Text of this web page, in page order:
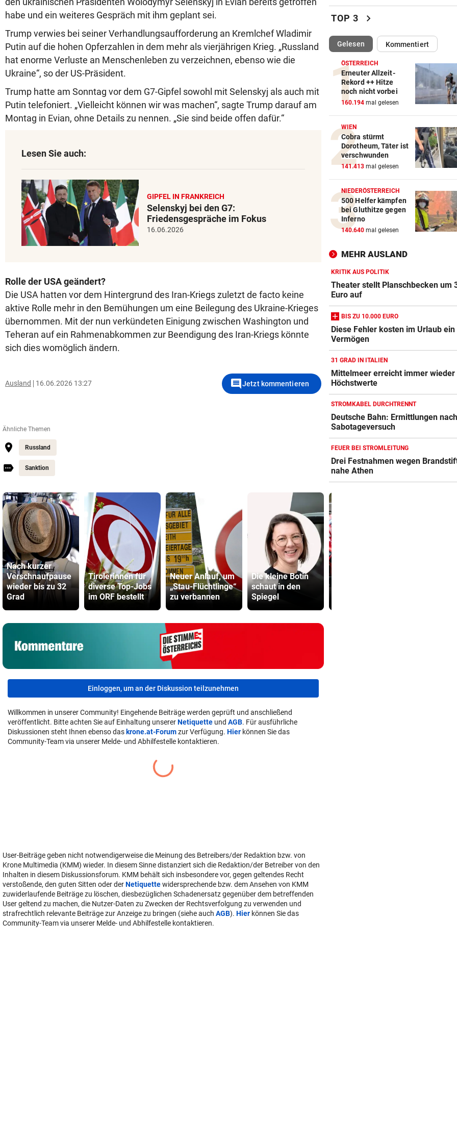
habe und ein weiteres Gespräch mit ihm geplant sei.
Trump verwies bei seiner Verhandlungsaufforderung an Kremlchef Wladimir
Putin auf die hohen Opferzahlen in dem mehr als vierjährigen Krieg. „Russland
hat enorme Verluste an Menschenleben zu verzeichnen, ebenso wie die
Ukraine“, so der US-Präsident.
Trump hatte am Sonntag vor dem G7-Gipfel sowohl mit Selenskyj als auch mit
Putin telefoniert. „Vielleicht können wir was machen“, sagte Trump darauf am
Montag in Evian, ohne Details zu nennen. „Sie sind beide offen dafür.“
Lesen Sie auch:
GIPFEL IN FRANKREICH
Selenskyj bei den G7:
Friedensgespräche im Fokus
16.06.2026
Rolle der USA geändert?
Die USA hatten vor dem Hintergrund des Iran-Kriegs zuletzt de facto keine
aktive Rolle mehr in den Bemühungen um eine Beilegung des Ukraine-Krieges
übernommen. Mit der nun verkündeten Einigung zwischen Washington und
Teheran auf ein Rahmenabkommen zur Beendigung des Iran-Kriegs könnte
sich dies womöglich ändern.
Ausland 16.06.2026 13:27 commentJetzt kommentieren
Ähnliche Themen
Russland
Sanktion
Nach kurzer
Verschnaufpause
wieder bis zu 32
Grad
Tirolerinnen für
diverse Top-Jobs
im ORF bestellt
Neuer Anlauf, um
„Stau-Flüchtlinge“
zu verbannen
Die kleine Botin
schaut in den
Spiegel
Einloggen, um an der Diskussion teilzunehmen
Willkommen in unserer Community! Eingehende Beiträge werden geprüft und anschließend
veröffentlicht. Bitte achten Sie auf Einhaltung unsererNetiquette und AGB. Für ausführliche
Diskussionen steht Ihnen ebenso das krone.at-Forumzur Verfügung. Hier können Sie das
Community-Team via unserer Melde- und Abhilfestelle kontaktieren.
User-Beiträge geben nicht notwendigerweise die Meinung des Betreibers/der Redaktion bzw. von
Krone Multimedia (KMM) wieder. In diesem Sinne distanziert sich die Redaktion/der Betreiber von den
Inhalten in diesem Diskussionsforum. KMM behält sich insbesondere vor, gegen geltendes Recht
verstoßende, den guten Sitten oder derNetiquettewidersprechende bzw. dem Ansehen von KMM
zuwiderlaufende Beiträge zu löschen, diesbezüglichen Schadenersatz gegenüber dem betreffenden
User geltend zu machen, die Nutzer-Daten zu Zwecken der Rechtsverfolgung zu verwenden und
strafrechtlich relevante Beiträge zur Anzeige zu bringen (siehe auch AGB). Hier können Sie das
Community-Team via unserer Melde- und Abhilfestelle kontaktieren.
Land Salzburg hält dem S-
Bahn frei
POSSE UM ÖFB-CAMPUS
Wie Bezirksvorsteher
der MA 7 scheitert
4933,33 € VON BLINDEM vor
Grillhaus-Abzocke: Neuer
und weiter geht‘s
UMBAU IM STADION vor
Druck kennt die SV Ried
einzig vom Klo
TROTZDEM STARK BEI EM
Beim Spazieren am Kopf
„War echt blöd“
MARIO KUNASEK FORDERT: vor
soll abschieben
HEIL KEHRT HEIM vor
Pfeifkonzert? „Habe für den
alles gegeben!“
LISL PERKAUS vor 2
Wienerin stieß vor 100 Jahren
Rekord für Ewigkeit
TOP 3 chevron_right
Gelesen(ausgewählt)Kommentiert
ÖSTERREICH
Erneuter Allzeit-
Rekord ++ Hitze
noch nicht vorbei
160.194 mal gelesen
WIEN
Cobra stürmt
Dorotheum, Täter ist
verschwunden
141.413 mal gelesen
NIEDERÖSTERREICH
500 Helfer kämpfen
bei Gluthitze gegen
Inferno
140.640 mal gelesen
MEHR AUSLAND
KRITIK AUS POLITIK
Theater stellt Planschbecken um
Euro auf
BIS ZU 10.000 EURO
Diese Fehler kosten im Urlaub ein
Vermögen
31 GRAD IN ITALIEN
Mittelmeer erreicht immer wieder
Höchstwerte
STROMKABEL DURCHTRENNT
Deutsche Bahn: Ermittlungen nach
Sabotageversuch
FEUER BEI STROMLEITUNG
Drei Festnahmen wegen
nahe Athen